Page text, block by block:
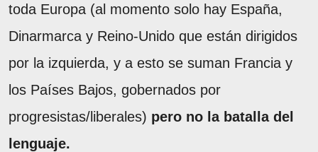
toda Europa (al momento solo hay España,
Dinarmarca y Reino-Unido que están dirigidos
por la izquierda, y a esto se suman Francia y
los Países Bajos, gobernados por
progresistas/liberales) pero no la batalla del
lenguaje.